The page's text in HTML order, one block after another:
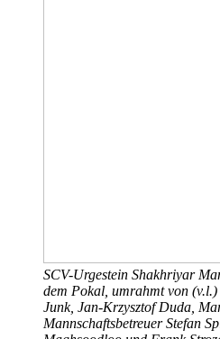
SCV-Urgestein Shakhriyar
dem Pokal, umrahmt von
Junk, Jan-Krzysztof Duda,
Mannschaftsbetreuer Stefan